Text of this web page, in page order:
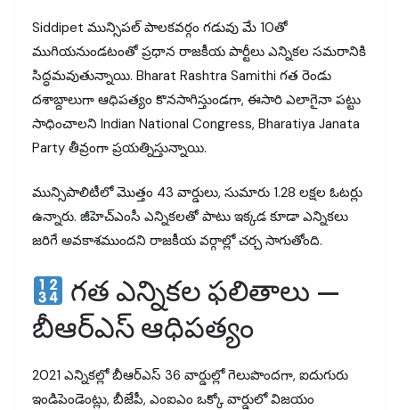
Siddipet మున్సిపల్ పాలకవర్గం గడువు మే 10తో
ముగియనుండటంతో ప్రధాన రాజకీయ పార్టీలు ఎన్నికల సమరానికి
సిద్ధమవుతున్నాయి. Bharat Rashtra Samithi గత రెండు
దశాబ్దాలుగా ఆధిపత్యం కొనసాగిస్తుండగా, ఈసారి ఎలాగైనా పట్టు
సాధించాలని Indian National Congress, Bharatiya Janata
Party తీవ్రంగా ప్రయత్నిస్తున్నాయి.
మున్సిపాలిటీలో మొత్తం 43 వార్డులు, సుమారు 1.28 లక్షల ఓటర్లు
ఉన్నారు. జీహెచ్ఎంసీ ఎన్నికలతో పాటు ఇక్కడ కూడా ఎన్నికలు
జరిగే అవకాశముందని రాజకీయ వర్గాల్లో చర్చ సాగుతోంది.
గత ఎన్నికల ఫలితాలు —
బీఆర్ఎస్ ఆధిపత్యం
2021 ఎన్నికల్లో బీఆర్ఎస్ 36 వార్డుల్లో గెలుపొందగా, ఐదుగురు
ఇండిపెండెంట్లు, బీజేపీ, ఎంఐఎం ఒక్కో వార్డులో విజయం